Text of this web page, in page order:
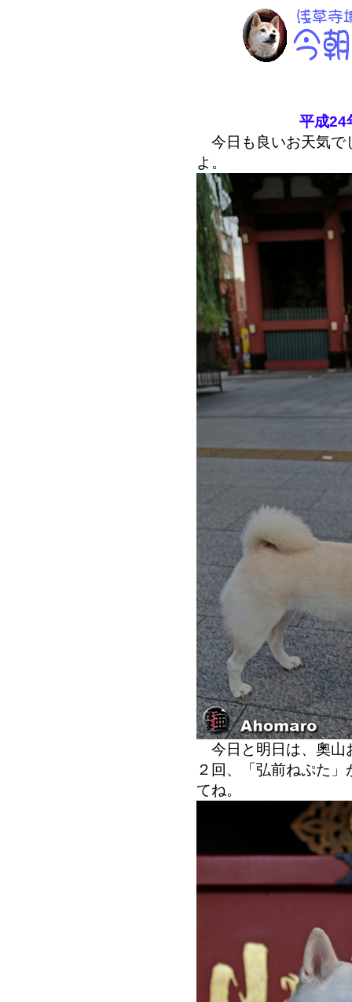
平成24
今日も良いお天気で
よ。
今日と明日は、奧山
２回、「弘前ねぷた
てね。